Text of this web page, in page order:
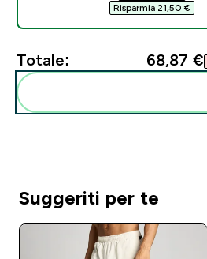
Risparmia 21,50 €‎
Totale: 68,87 €‎
Suggeriti per te